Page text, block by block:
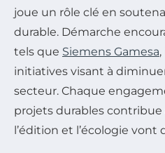
joue un rôle clé en
durable. Démarche
tels que Siemens Gamesa
initiatives visant à
secteur. Chaque
projets durables
l’édition et l’écologie vont